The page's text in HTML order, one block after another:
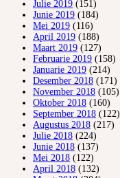
Julie 2019 (151)
Junie 2019 (184)
Mei 2019 (116)
April 2019 (188)
Maart 2019 (127)
Februarie 2019 (158)
Januarie 2019 (214)
Desember 2018 (171)
November 2018 (105)
Oktober 2018 (160)
September 2018 (122)
Augustus 2018 (217)
Julie 2018 (224)
Junie 2018 (137)
Mei 2018 (122)
April 2018 (132)